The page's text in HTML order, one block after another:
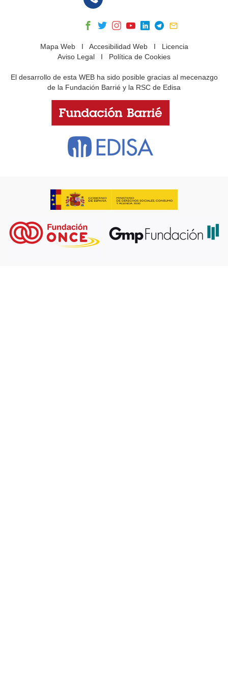
Mapa WebI Accesibilidad WebI Licencia
Aviso Legal I Política de Cookies
El desarrollo de esta WEB ha sido posible gracias al mecenazgo
de la Fundación Barrié y la RSC de Edisa